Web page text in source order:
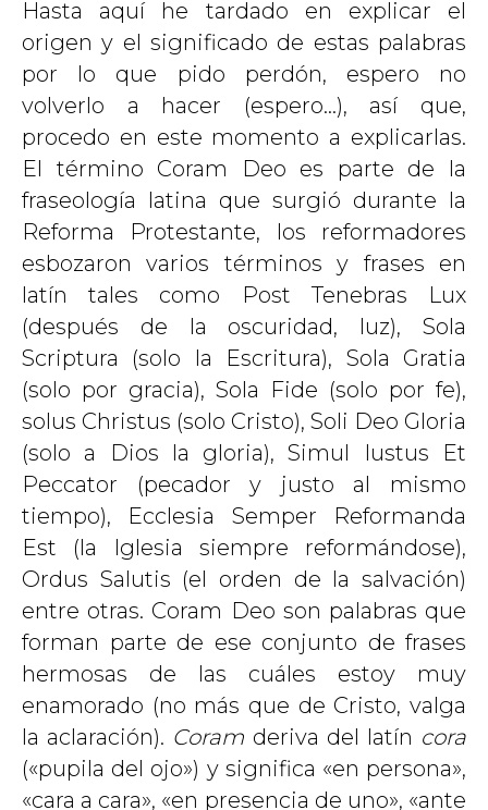
Hasta aquí he tardado en explicar el
origen y el significado de estas palabras
por lo que pido perdón, espero no
volverlo a hacer (espero…), así que,
procedo en este momento a explicarlas.
El término Coram Deo es parte de la
fraseología latina que surgió durante la
Reforma Protestante, los reformadores
esbozaron varios términos y frases en
latín tales como Post Tenebras Lux
(después de la oscuridad, luz), Sola
Scriptura (solo la Escritura), Sola Gratia
(solo por gracia), Sola Fide (solo por fe),
solus Christus (solo Cristo), Soli Deo Gloria
(solo a Dios la gloria), Simul Iustus Et
Peccator (pecador y justo al mismo
tiempo), Ecclesia Semper Reformanda
Est (la Iglesia siempre reformándose),
Ordus Salutis (el orden de la salvación)
entre otras. Coram Deo son palabras que
forman parte de ese conjunto de frases
hermosas de las cuáles estoy muy
enamorado (no más que de Cristo, valga
la aclaración). Coram deriva del latín cora
(«pupila del ojo») y significa «en persona»,
«cara a cara», «en presencia de uno», «ante